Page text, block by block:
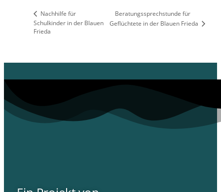
Nachhilfe für
Schulkinder in der Blauen
Frieda
Beratungssprechstunde für
Geflüchtete in der Blauen Frieda